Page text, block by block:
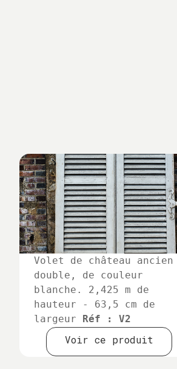
Volet de château ancien
double, de couleur
blanche. 2,425 m de
hauteur - 63,5 cm de
largeur
Réf : V2
Voir ce produit